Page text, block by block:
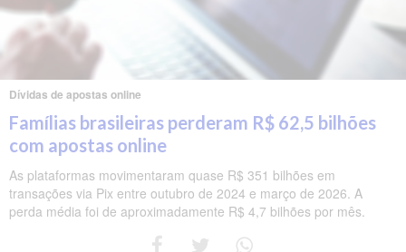
Dívidas de apostas online
Famílias brasileiras perderam R$ 62,5 bilhões
com apostas online
As plataformas movimentaram quase R$ 351 bilhões em
transações via Pix entre outubro de 2024 e março de 2026. A
perda média foi de aproximadamente R$ 4,7 bilhões por mês.